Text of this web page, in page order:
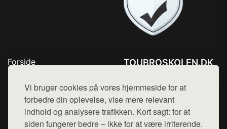
Vi bruger cookies på vores hjemmeside for at
forbedre din oplevelse, vise mere relevant
indhold og analysere trafikken. Kort sagt: for at
siden fungerer bedre – ikke for at være irriterende.
Forside
Top Rabatter
Blog
Kontakt
TOUBROSKOLEN.DK
Mail: hej@want.dk
Cookie- og privatlivspolitik